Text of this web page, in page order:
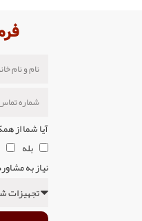
آیا شما از
بله
نیاز به